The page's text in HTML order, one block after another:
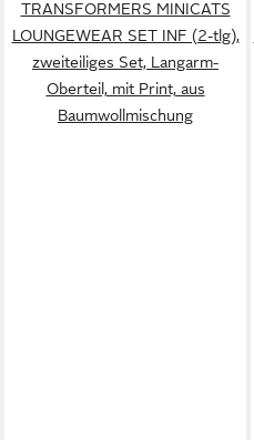
TRANSFORMERS MINICATS
LOUNGEWEAR SET INF (2-tlg),
zweiteiliges Set, Langarm-
Oberteil, mit Print, aus
Baumwollmischung